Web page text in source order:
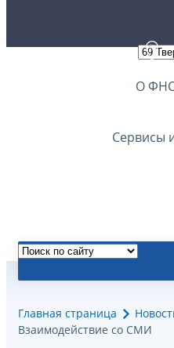
О
Сервисы
Главная страница
Взаимодействие со СМИ